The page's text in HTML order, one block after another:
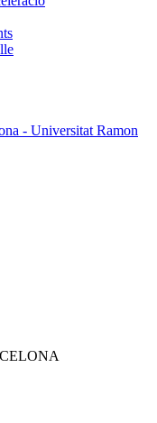
- Universitat Ramon